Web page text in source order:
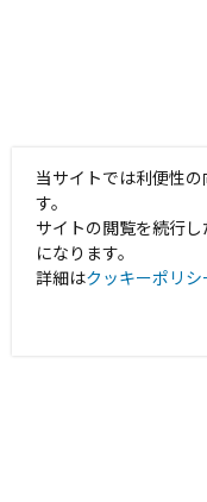
当サイトでは利便性
す。
サイトの閲覧を続行
になります。
詳細はクッキーポリシ